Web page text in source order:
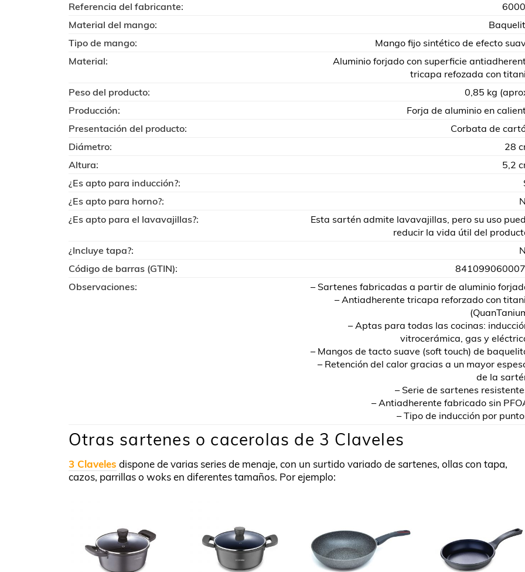
Referencia del fabricante:
Material del mango:
Tipo de mango:
Mango fijo sintético de efecto
Material:
Aluminio forjado con superficie
tricapa refozada con
Peso del producto:
0,85 kg
Producción:
Forja de aluminio en
Presentación del producto:
Corbata de
Diámetro:
28
Altura:
5,2
¿Es apto para inducción?:
¿Es apto para horno?:
¿Es apto para el lavavajillas?:
Esta sartén admite lavavajillas, pero su uso
reducir la vida útil del
¿Incluye tapa?:
Código de barras (GTIN):
Observaciones:
– Sartenes fabricadas a partir de aluminio
– Antiadherente tricapa reforzado con
– Aptas para todas las cocinas:
vitrocerámica, gas y
– Mangos de tacto suave (soft touch) de
– Retención del calor gracias a un mayor
de la
– Serie de sartenes
– Antiadherente fabricado sin
– Tipo de inducción por
Otras sartenes o cacerolas de 3 Claveles
3 Claveles dispone de varias series de menaje, con un surtido variado de sartenes, ollas con tapa,
cazos, parrillas o woks en diferentes tamaños. Por ejemplo: